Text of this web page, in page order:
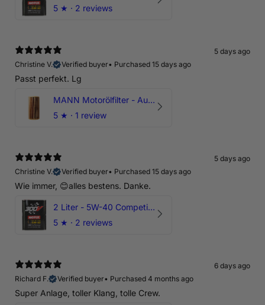
5 ★ · 2 reviews
5 days ago
Christine V.
Verified buyer• Purchased 15 days ago
Passt perfekt. Lg
MANN Motorölfilter - Audi RS3 TTRS RSQ3 VZ5 - DAZ DNW
5 ★ · 1 review
5 days ago
Christine V.
Verified buyer• Purchased 15 days ago
Wie immer, 😊alles bestens. Danke.
2 Liter - 5W-40 Competition 300V Motul Motoröl
5 ★ · 2 reviews
6 days ago
Richard F.
Verified buyer• Purchased 4 months ago
Super Anlage, toller Klang, tolle Crew.